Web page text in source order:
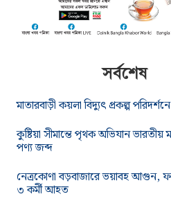
সর্বশেষ
মাতারবাড়ী কয়লা বিদ্যুৎ প্রকল্প পরিদর্শনে
কুষ্টিয়া সীমান্তে পৃথক অভিযান
পণ্য জব্দ
নেত্রকোণা বড়বাজারে ভয়াবহ আগুন,
৩ কর্মী আহত